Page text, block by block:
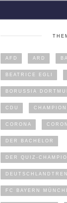
AFD ARD
BEATRICE EGLI
BORUSSIA
CDU
CORONA
DER BACHELOR
DER QUIZ-
FC BAYERN